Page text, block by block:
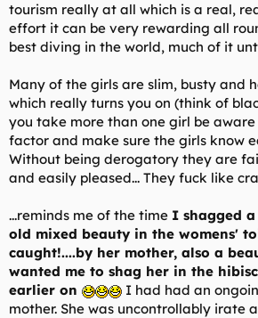
tourism really at all which is a real,
effort it can be very rewarding all
best diving in the world, much of it
Many of the girls are slim, busty and
which really turns you on (think of
you take more than one girl be
factor and make sure the girls know
Without being derogatory they are
and easily pleased... They fuck like
...reminds me of the time I shagged
old mixed beauty in the womens'
caught!....by her mother, also a
wanted me to shag her in the
earlier on
I had had an
mother. She was uncontrollably irate